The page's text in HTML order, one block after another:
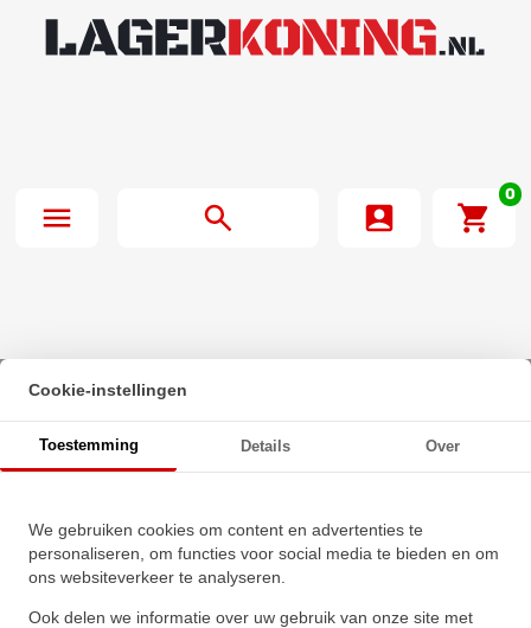
0
Beginpagina· SNR Insert Lager US203 G2 (17mm)
Cookie-instellingen
Toestemming Details Over
We gebruiken cookies om content en advertenties te
personaliseren, om functies voor social media te bieden en om
ons websiteverkeer te analyseren.
Ook delen we informatie over uw gebruik van onze site met
(17mm)
★★★★
★★★★
Schrijf een review!